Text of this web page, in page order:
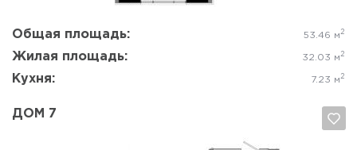
Общая площадь: 53.46 м 2
Жилая площадь: 32.03 м 2
Кухня: 7.23 м 2
ДОМ 7